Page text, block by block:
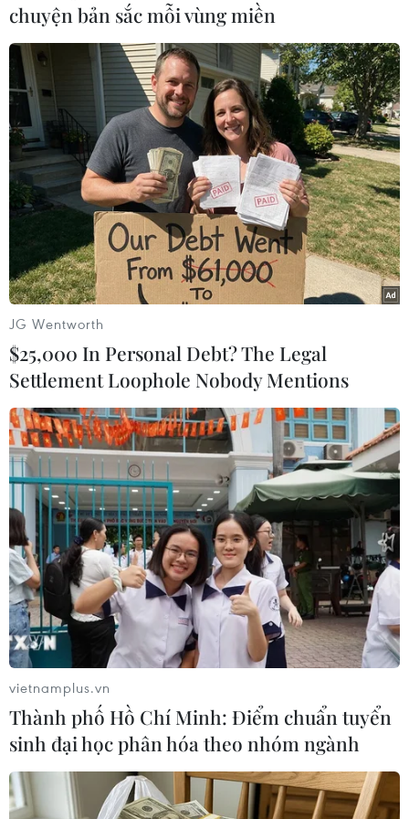
#bệnh viện Israel
#tên lửa đạn đạo Iran
#căng thẳng Trung Đông
Israel
Theo dõi VietnamPlus
CĂNG THẲNG IRAN-ISRAEL
Iran cảnh báo đáp trả, Israel tuyên bố sẵn sàng
nối lại chiến dịch quân sự
IRGC triển khai đợt tấn công thứ 17, Israel tấn
công hàng chục trung tâm chỉ huy ở Iran
Pháp tăng cường hiện diện quân sự tại Trung
Đông
Xung đột tại Trung Đông: Iran tiếp tục phóng tên
lửa vào Israel
Thương vụ Việt Nam tại Israel cập nhật thông
tin về tình hình giao thương
chuyện bản sắc mỗi vùng miền
JG Wentworth
$25,000 In Personal Debt? The Legal
Settlement Loophole Nobody Mentions
vietnamplus.vn
Thành phố Hồ Chí Minh: Điểm chuẩn tuyển
sinh đại học phân hóa theo nhóm ngành